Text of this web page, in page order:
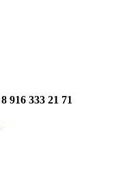
8 916 333 21 71